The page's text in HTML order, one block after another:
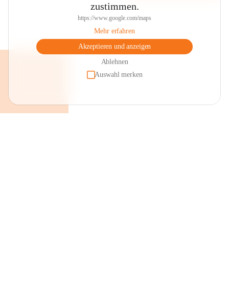
zustimmen.
https://www.google.com/maps
Mehr erfahren
Akzeptieren und anzeigen
Ablehnen
Auswahl merken